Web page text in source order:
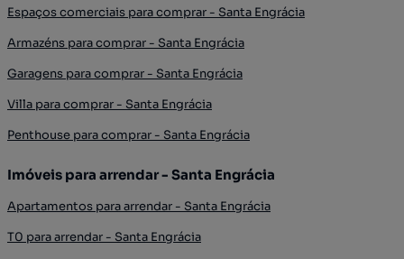
Espaços comerciais para comprar - Santa Engrácia
Armazéns para comprar - Santa Engrácia
Garagens para comprar - Santa Engrácia
Villa para comprar - Santa Engrácia
Penthouse para comprar - Santa Engrácia
Imóveis para arrendar - Santa Engrácia
Apartamentos para arrendar - Santa Engrácia
T0 para arrendar - Santa Engrácia